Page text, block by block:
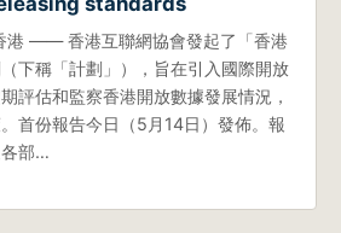
港 —— 香港互聯網協會發起了「香港
下稱「計劃」），旨在引入國際開放
評估和監察香港開放數據發展情況，
首份報告今日（5月14日）發佈。報
各部…